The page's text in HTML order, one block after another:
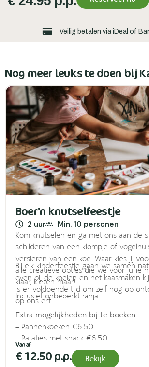
Veilig betalen via iDeal of
Nog meer leuks te doen bij
Boer'n knutselfeestje
2 uur Min. 10 personen
Kom knutselen en ga met ons aan de
schilderen van een klompje of
versieren van een koe. Waar kies jij
alle creatieve opties die we voor jullie
klaar, kiezen maar!
Bij elk kinderfeestje gaan we samen
even bij de koeien en het kaasmaken
is er voldoende tijd om zelf nog op
op ons erf.
Inclusief onbeperkt ranja
Extra mogelijkheden bij te boeken:
– Pannenkoeken €6,50
– Patatjes met snack €6,50
– Cake versieren €2,50
– IJsje (kinderijsje coupe) €5,00
€ 12.50 p.p. Bekijk